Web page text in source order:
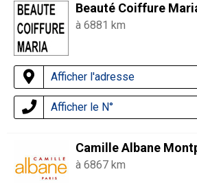
Beauté Coiffure
à 6881 km
Afficher l'adresse
Afficher le N°
Camille Albane
à 6867 km